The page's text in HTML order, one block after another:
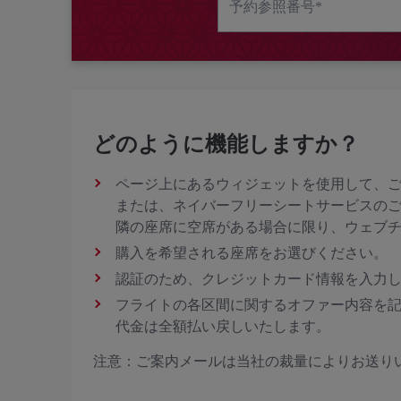
予約参照番号*
どのように機能しますか？
ページ上にあるウィジェットを使用して、
または、ネイバーフリーシートサービスの
隣の座席に空席がある場合に限り、ウェブ
購入を希望される座席をお選びください。
認証のため、クレジットカード情報を入力
フライトの各区間に関するオファー内容を
代金は全額払い戻しいたします。
注意：ご案内メールは当社の裁量によりお送